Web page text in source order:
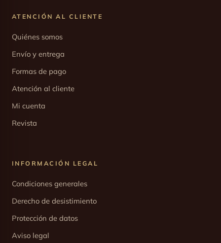
ATENCIÓN AL CLIENTE
Quiénes somos
Envío y entrega
Formas de pago
Atención al cliente
Mi cuenta
Revista
INFORMACIÓN LEGAL
Condiciones generales
Derecho de desistimiento
Protección de datos
Aviso legal